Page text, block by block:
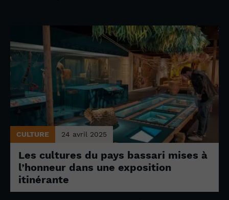
CULTURE 24 avril 2025
Les cultures du pays bassari mises à
l’honneur dans une exposition
itinérante